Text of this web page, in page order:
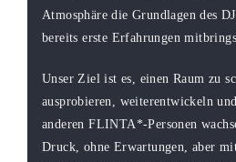
Atmosphäre die Grundlagen des
bereits erste Erfahrungen
Unser Ziel ist es, einen Raum zu
ausprobieren, weiterentwickeln
anderen FLINTA*-Personen
Druck, ohne Erwartungen, aber